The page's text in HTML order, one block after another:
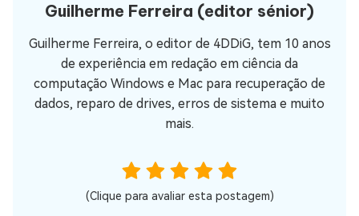
Guilherme Ferreira (editor sénior)
Guilherme Ferreira, o editor de 4DDiG, tem 10 anos
de experiência em redação em ciência da
computação Windows e Mac para recuperação de
dados, reparo de drives, erros de sistema e muito
mais.
(Clique para avaliar esta postagem)